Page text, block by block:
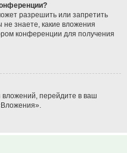
разрешить или запретить
знаете, какие вложения
конференции для получения
перейдите в ваш